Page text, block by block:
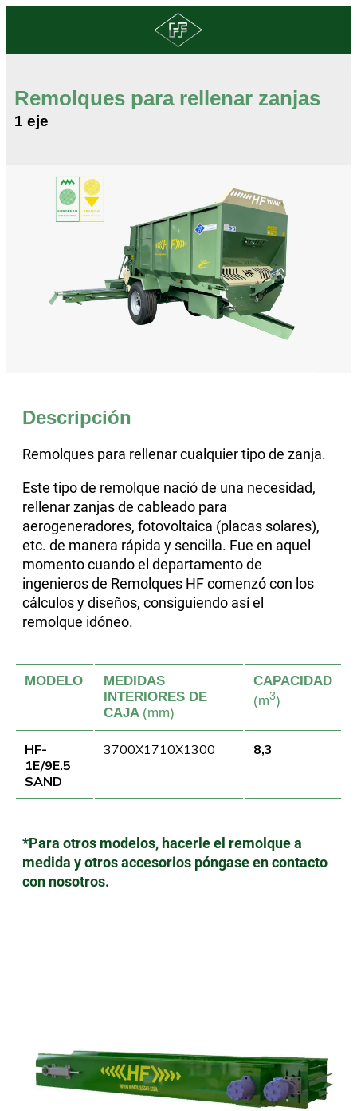
Remolques para rellenar zanjas
1 eje
Descripción
Remolques para rellenar cualquier tipo de zanja.
Este tipo de remolque nació de una necesidad,
rellenar zanjas de cableado para
aerogeneradores, fotovoltaica (placas solares),
etc. de manera rápida y sencilla. Fue en aquel
momento cuando el departamento de
ingenieros de Remolques HF comenzó con los
cálculos y diseños, consiguiendo así el
remolque idóneo.
MODELO
MEDIDAS
INTERIORES DE
CAJA (mm)
CAPACIDAD
(m3)
HF-
1E/9E.5
SAND
3700X1710X1300 8,3
*Para otros modelos, hacerle el remolque a
medida y otros accesorios póngase en contacto
con nosotros.